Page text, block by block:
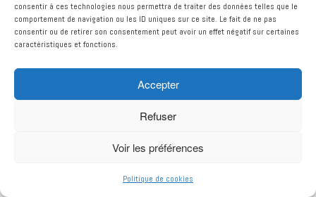
consentir à ces technologies nous permettra de traiter des données telles que le
comportement de navigation ou les ID uniques sur ce site. Le fait de ne pas
consentir ou de retirer son consentement peut avoir un effet négatif sur certaines
caractéristiques et fonctions.
Accepter
Refuser
Voir les préférences
Politique de cookies
Mentions légales
Réalisé avec theThème Customizr